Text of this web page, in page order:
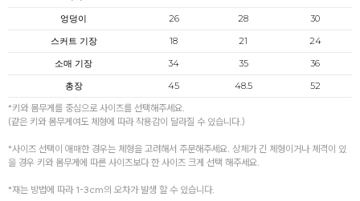
엉덩이
26 28
30
스커트 기장
18 21
24
소매 기장
34 35
36
총장
45 48.5
52
*키와 몸무게를 중심으로 사이즈를 선택해주세요.
(같은 키와 몸무게여도 체형에 따라 착용감이 달라질 수 있습니다.)
*사이즈 선택이 애매한 경우는 체형을 고려해서 주문해주세요. 상체가 긴 체형이거나 체격이 있
을 경우 키와 몸무게에 따른 사이즈보다 한 사이즈 크게 선택 해주세요.
*재는 방법에 따라 1-3cm의 오차가 발생 할 수 있습니다.